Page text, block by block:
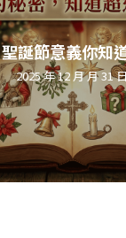
聖誕節意義你知
2025 年 12 月 月 31